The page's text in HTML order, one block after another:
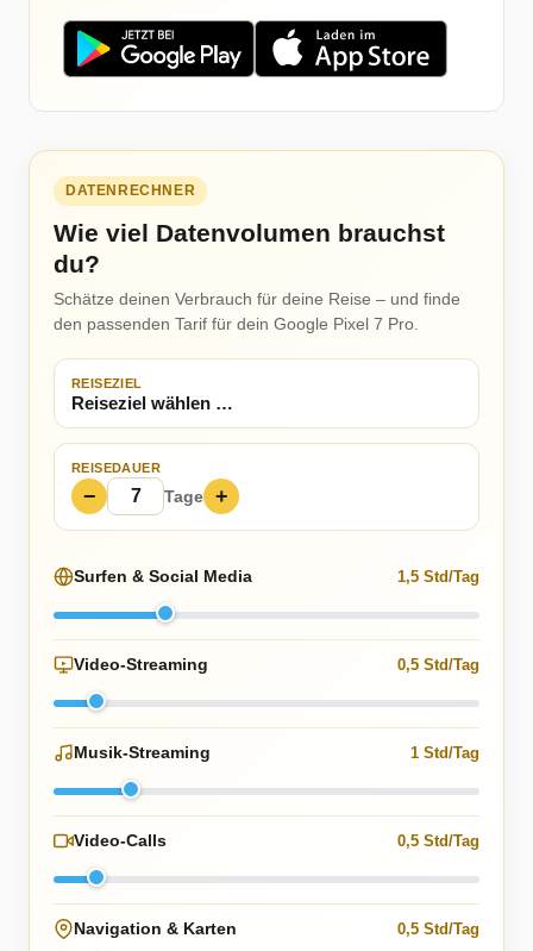
DATENRECHNER
Wie viel Datenvolumen brauchst
du?
Schätze deinen Verbrauch für deine Reise – und finde
den passenden Tarif für dein Google Pixel 7 Pro.
REISEZIEL
REISEDAUER
− Tage +
Surfen & Social Media 1,5 Std/Tag
Video-Streaming 0,5 Std/Tag
Musik-Streaming 1 Std/Tag
Video-Calls 0,5 Std/Tag
Navigation & Karten 0,5 Std/Tag